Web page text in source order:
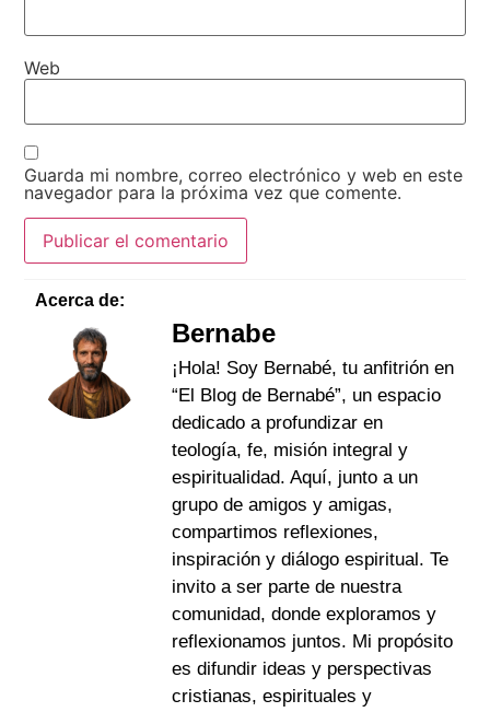
Web
Guarda mi nombre, correo electrónico y web en este
navegador para la próxima vez que comente.
Acerca de:
Bernabe
¡Hola! Soy Bernabé, tu anfitrión en
“El Blog de Bernabé”, un espacio
dedicado a profundizar en
teología, fe, misión integral y
espiritualidad. Aquí, junto a un
grupo de amigos y amigas,
compartimos reflexiones,
inspiración y diálogo espiritual. Te
invito a ser parte de nuestra
comunidad, donde exploramos y
reflexionamos juntos. Mi propósito
es difundir ideas y perspectivas
cristianas, espirituales y